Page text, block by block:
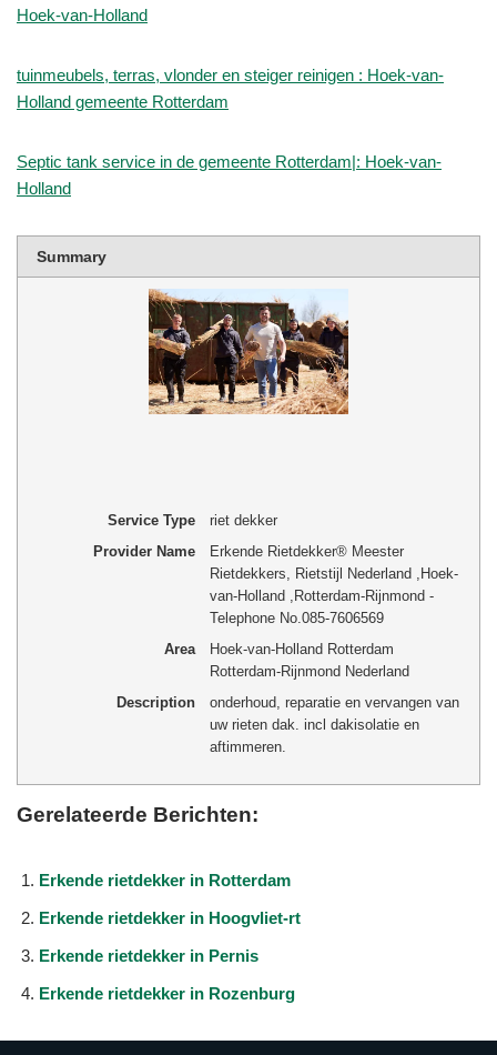
Hoek-van-Holland
tuinmeubels, terras, vlonder en steiger reinigen : Hoek-van-
Holland gemeente Rotterdam
Septic tank service in de gemeente Rotterdam|: Hoek-van-
Holland
Summary
Service Type
riet dekker
Provider Name
Erkende Rietdekker® Meester
Rietdekkers, Rietstijl Nederland
Hoek-
van-Holland
Rotterdam-Rijnmond -
Telephone No.085-7606569
Area
Hoek-van-Holland Rotterdam
Rotterdam-Rijnmond Nederland
Description
onderhoud, reparatie en vervangen van
uw rieten dak. incl dakisolatie en
aftimmeren.
Gerelateerde Berichten:
Erkende rietdekker in Rotterdam
Erkende rietdekker in Hoogvliet-rt
Erkende rietdekker in Pernis
Erkende rietdekker in Rozenburg